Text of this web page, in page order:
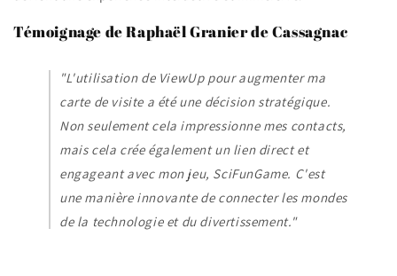
Témoignage de Raphaël Granier de Cassagnac
"L'utilisation de ViewUp pour augmenter ma
carte de visite a été une décision stratégique.
Non seulement cela impressionne mes contacts,
mais cela crée également un lien direct et
engageant avec mon jeu, SciFunGame. C'est
une manière innovante de connecter les mondes
de la technologie et du divertissement."